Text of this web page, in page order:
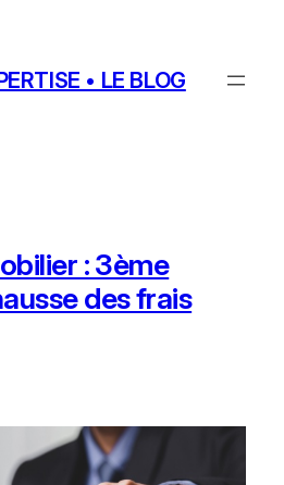
• LE BLOG
: 3ème
des frais